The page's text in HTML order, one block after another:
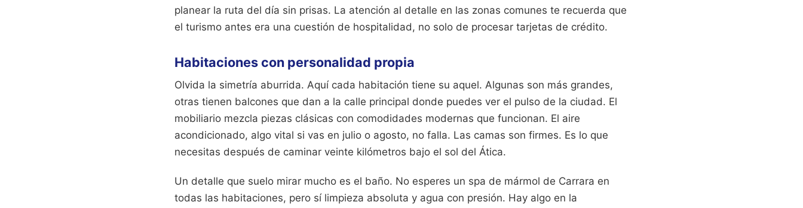
planear la ruta del día sin prisas. La atención al detalle en las zonas comunes te recuerda que
el turismo antes era una cuestión de hospitalidad, no solo de procesar tarjetas de crédito.
Habitaciones con personalidad propia
Olvida la simetría aburrida. Aquí cada habitación tiene su aquel. Algunas son más grandes,
otras tienen balcones que dan a la calle principal donde puedes ver el pulso de la ciudad. El
mobiliario mezcla piezas clásicas con comodidades modernas que funcionan. El aire
acondicionado, algo vital si vas en julio o agosto, no falla. Las camas son firmes. Es lo que
necesitas después de caminar veinte kilómetros bajo el sol del Ática.
Un detalle que suelo mirar mucho es el baño. No esperes un spa de mármol de Carrara en
todas las habitaciones, pero sí limpieza absoluta y agua con presión. Hay algo en la